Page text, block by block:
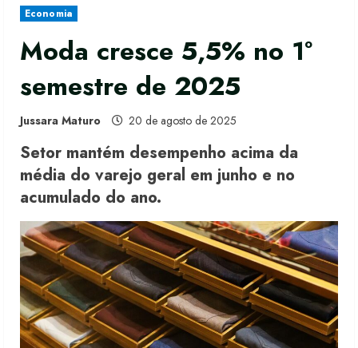
Economia
Moda cresce 5,5% no 1º
semestre de 2025
Jussara Maturo 20 de agosto de 2025
Setor mantém desempenho acima da
média do varejo geral em junho e no
acumulado do ano.